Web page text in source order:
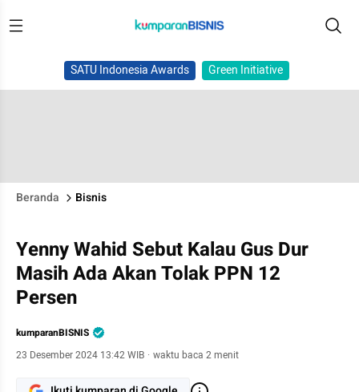
SATU Indonesia Awards Green Initiative
Beranda Bisnis
Yenny Wahid Sebut Kalau Gus Dur
Masih Ada Akan Tolak PPN 12
Persen
kumparanBISNIS
23 Desember 2024 13:42 WIB · waktu baca 2 menit